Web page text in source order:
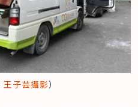
王子芸攝影）